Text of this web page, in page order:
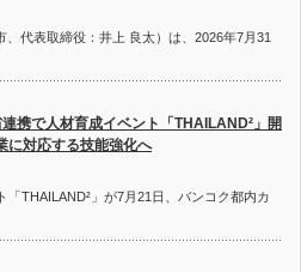
代表取締役：井上 良太）は、2026年7月31
携で人材育成イベント「THAILAND²」開
対応する技能強化へ
「THAILAND²」が7月21日、バンコク都内カ